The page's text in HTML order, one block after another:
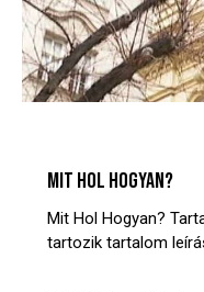
MIT HOL HOGYAN?
Mit Hol Hogyan?
tartozik tartalom